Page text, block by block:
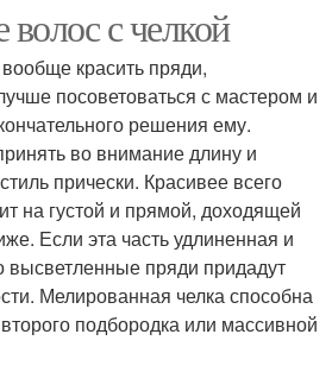
с челкой
красить пряди,
посоветоваться с мастером и
решения ему.
во внимание длину и
прически. Красивее всего
на густой и прямой, доходящей
Если эта часть удлиненная и
высветленные пряди придадут
Мелированная челка способна
подбородка или массивной